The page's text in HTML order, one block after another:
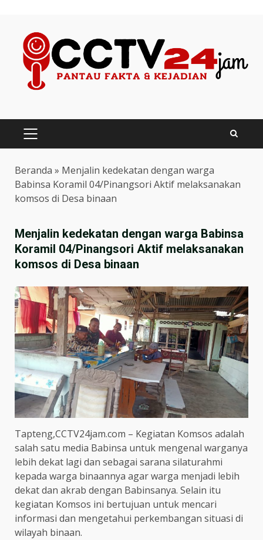
content
PRIMARY
MENU
Beranda » Menjalin kedekatan dengan warga
Babinsa Koramil 04/Pinangsori Aktif melaksanakan
komsos di Desa binaan
Menjalin kedekatan dengan warga Babinsa
Koramil 04/Pinangsori Aktif melaksanakan
komsos di Desa binaan
Tapteng,CCTV24jam.com – Kegiatan Komsos adalah
salah satu media Babinsa untuk mengenal warganya
lebih dekat lagi dan sebagai sarana silaturahmi
kepada warga binaannya agar warga menjadi lebih
dekat dan akrab dengan Babinsanya. Selain itu
kegiatan Komsos ini bertujuan untuk mencari
informasi dan mengetahui perkembangan situasi di
wilayah binaan.